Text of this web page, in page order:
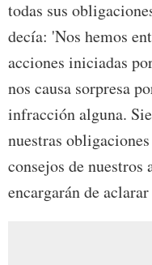
todas sus
decía: 'Nos hemos
acciones iniciadas
nos causa sorpresa
infracción alguna.
nuestras
consejos de nuestros
encargarán de